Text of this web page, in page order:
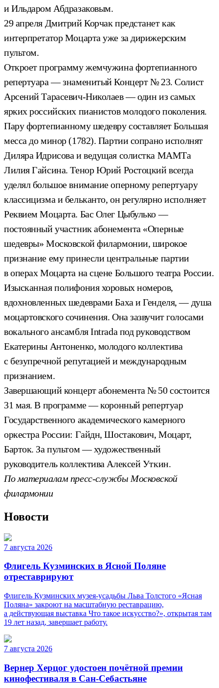
и Ильдаром Абдразаковым.
29 апреля Дмитрий Корчак предстанет как
интерпретатор Моцарта уже за дирижерским
пультом.
Откроет программу жемчужина фортепианного
репертуара — знаменитый Концерт № 23. Солист
Арсений Тарасевич-Николаев — один из самых
ярких российских пианистов молодого поколения.
Пару фортепианному шедевру составляет Большая
месса до минор (1782). Партии сопрано исполнят
Диляра Идрисова и ведущая солистка МАМТа
Лилия Гайсина. Тенор Юрий Ростоцкий всегда
уделял большое внимание оперному репертуару
классицизма и бельканто, он регулярно исполняет
Реквием Моцарта. Бас Олег Цыбулько —
постоянный участник абонемента «Оперные
шедевры» Московской филармонии, широкое
признание ему принесли центральные партии
в операх Моцарта на сцене Большого театра России.
Изысканная полифония хоровых номеров,
вдохновленных шедеврами Баха и Генделя, — душа
моцартовского сочинения. Она зазвучит голосами
вокального ансамбля Intrada под руководством
Екатерины Антоненко, молодого коллектива
с безупречной репутацией и международным
признанием.
Завершающий концерт абонемента № 50 состоится
31 мая. В программе — коронный репертуар
Государственного академического камерного
оркестра России: Гайдн, Шостакович, Моцарт,
Барток. За пультом — художественный
руководитель коллектива Алексей Уткин.
По материалам пресс-службы Московской
филармонии
Новости
7 августа 2026
Флигель Кузминских в Ясной Поляне
отреставрируют
Флигель Кузминских музея-усадьбы Льва Толстого «Ясная
Поляна» закроют на масштабную реставрацию,
а действующая выставка Что такое искусство?», открытая там
19 лет назад, завершает работу.
7 августа 2026
Вернер Херцог удостоен почётной премии
кинофестиваля в Сан-Себастьяне